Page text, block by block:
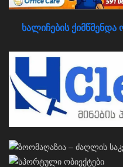
ხალიჩების